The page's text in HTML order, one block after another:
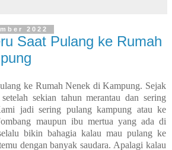
2022
Saat Pulang ke Rumah
ke Rumah Nenek di Kampung. Sejak
sekian tahun merantau dan sering
jadi sering pulang kampung atau ke
maupun ibu mertua yang ada di
bikin bahagia kalau mau pulang ke
dengan banyak saudara. Apalagi kalau